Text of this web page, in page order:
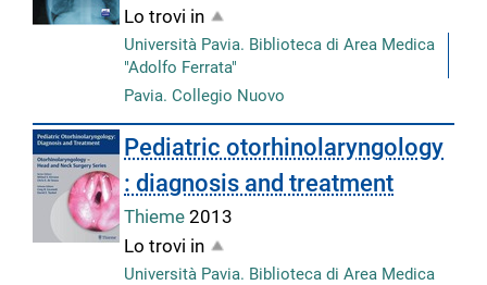
Lo trovi in
Università Pavia. Biblioteca di Area Medica
"Adolfo Ferrata"
Pavia. Collegio Nuovo
Pediatric otorhinolaryngology
: diagnosis and treatment
Thieme2013
Lo trovi in
Università Pavia. Biblioteca di Area Medica